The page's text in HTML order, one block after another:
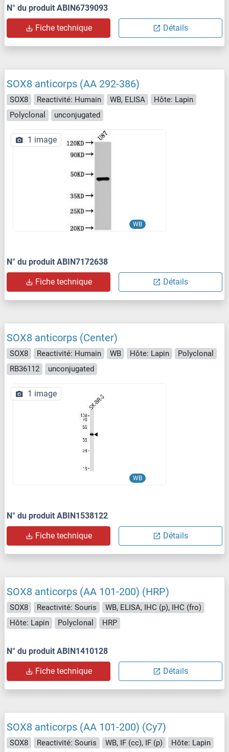
N° du produit ABIN6739093
Fiche technique Détails
SOX8 anticorps (AA 292-386)
SOX8 Reactivité: Humain WB, ELISA
Hôte: Lapin
Polyclonal
unconjugated
WB
1 image
N° du produit ABIN7172638
Fiche technique Détails
SOX8 anticorps (Center)
SOX8 Reactivité: Humain WB Hôte: Lapin
Polyclonal
RB36112
unconjugated
WB
1 image
N° du produit ABIN1538122
Fiche technique Détails
SOX8 anticorps (AA 101-200) (HRP)
SOX8 Reactivité: Souris
WB, ELISA, IHC (p), IHC (fro)
Hôte: Lapin
Polyclonal HRP
N° du produit ABIN1410128
Fiche technique Détails
SOX8 anticorps (AA 101-200) (Cy7)
SOX8 Reactivité: Souris WB, IF (cc), IF (p)
Hôte: Lapin